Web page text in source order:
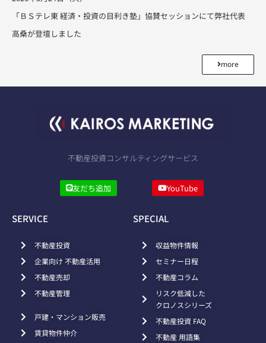
「ＢＳテレ東 経済・投資の目利き塾」協賛セッションにて弊社代表
高桑が登壇しました
more
不動産投資コンサルティングサービス
友だち追加 YouTube
SERVICE
不動産投資
企業向け 不動産活用
不動産売却
不動産管理
戸建・マンション販売
賃貸物件仲介
SPECIAL
収益物件情報
セミナー日程
不動産コラム
リスク低減した
クロノスシリーズ
不動産投資 FAQ
不動産 用語集